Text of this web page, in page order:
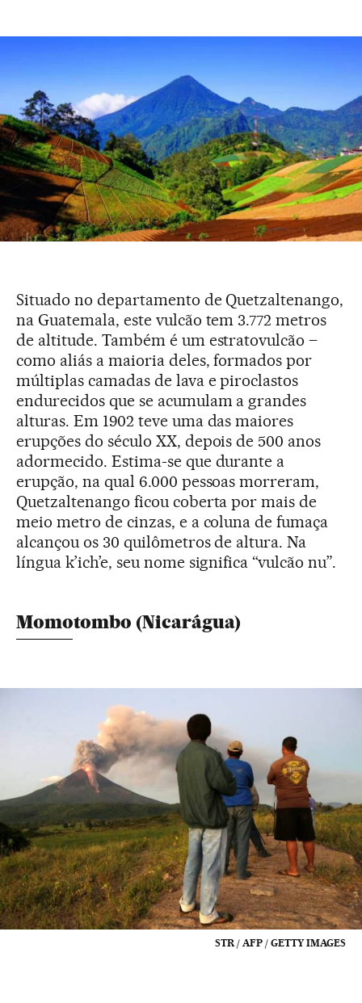
Situado no departamento de Quetzaltenango,
na Guatemala, este vulcão tem 3.772 metros
de altitude. Também é um estratovulcão –
como aliás a maioria deles, formados por
múltiplas camadas de lava e piroclastos
endurecidos que se acumulam a grandes
alturas. Em 1902 teve uma das maiores
erupções do século XX, depois de 500 anos
adormecido. Estima-se que durante a
erupção, na qual 6.000 pessoas morreram,
Quetzaltenango ficou coberta por mais de
meio metro de cinzas, e a coluna de fumaça
alcançou os 30 quilômetros de altura. Na
língua k’ich’e, seu nome significa “vulcão nu”.
Momotombo (Nicarágua)
STR / AFP / GETTY IMAGES